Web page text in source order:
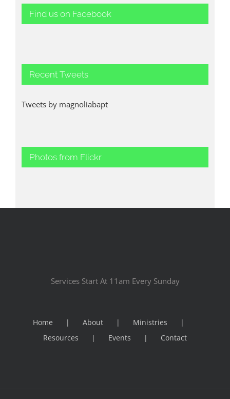
Find us on Facebook
Recent Tweets
Tweets by magnoliabapt
Photos from Flickr
Services Start At 11am Every Sunday
Home About
Ministries
Resources
Events Contact